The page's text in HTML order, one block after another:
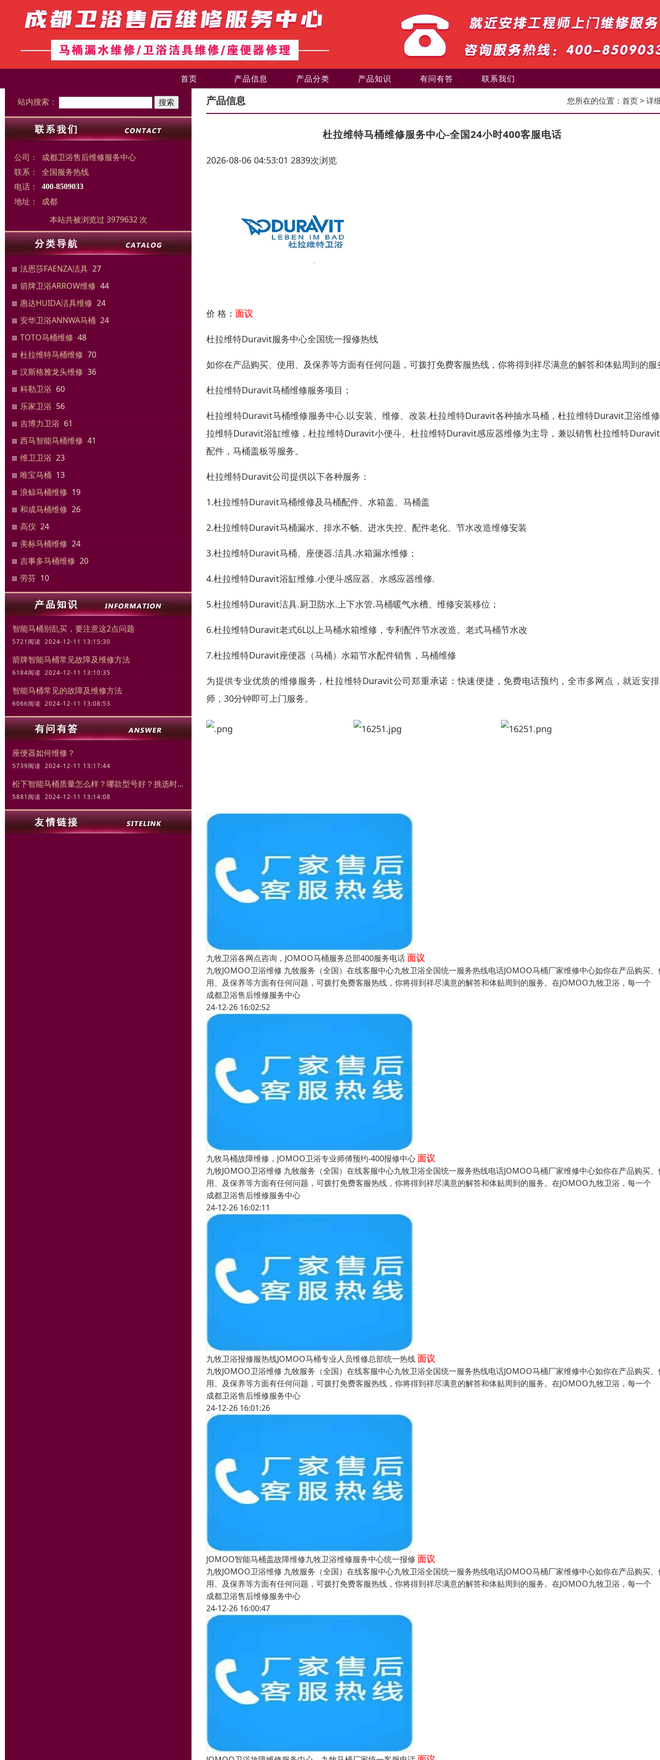
首页 产品信息 产品分类 产品知识 有问有答 联系我们
站内搜索：
公司：
成都卫浴售后维修服务中心
联系：
全国服务热线
电话：
400-8509033
地址：
成都
本站共被浏览过 3979632 次
法恩莎FAENZA洁具 27
箭牌卫浴ARROW维修 44
惠达HUIDA洁具维修 24
安华卫浴ANNWA马桶 24
TOTO马桶维修 48
杜拉维特马桶维修 70
汉斯格雅龙头维修 36
科勒卫浴 60
乐家卫浴 56
吉博力卫浴 61
西马智能马桶维修 41
维卫卫浴 23
唯宝马桶 13
浪鲸马桶维修 19
和成马桶维修 26
高仪 24
美标马桶维修 24
吉事多马桶维修 20
劳芬 10
智能马桶别乱买，要注意这2点问题
5721阅读 2024-12-11 13:15:30
箭牌智能马桶常见故障及维修方法
6184阅读 2024-12-11 13:10:35
智能马桶常见的故障及维修方法
6066阅读 2024-12-11 13:08:53
座便器如何维修？
5739阅读 2024-12-11 13:17:44
松下智能马桶质量怎么样？哪款型号好？挑选时的关键要素
5881阅读 2024-12-11 13:14:08
产品信息 您所在的位置： 首页> 详
杜拉维特马桶维修服务中心-全国24小时400客服电话
2026-08-06 04:53:01 2839次浏览
价 格： 面议
杜拉维特Duravit服务中心全国统一报修热线
如你在产品购买、使用、及保养等方面有任何问题，可拨打免费客服热线，你将得到祥尽满意的解答和体贴周到的服
杜拉维特Duravit马桶维修服务项目；
杜拉维特Duravit马桶维修服务中心.以安装、维修、改装.杜拉维特Duravit各种抽水马桶，杜拉维特Duravit卫浴维
拉维特Duravit浴缸维修，杜拉维特Duravit小便斗、杜拉维特Duravit感应器维修为主导，兼以销售杜拉维特
配件，马桶盖板等服务。
杜拉维特Duravit公司提供以下各种服务：
1.杜拉维特Duravit马桶维修及马桶配件、水箱盖、马桶盖
2.杜拉维特Duravit马桶漏水、排水不畅、进水失控、配件老化、节水改造维修安装
3.杜拉维特Duravit马桶、座便器.洁具.水箱漏水维修；
4.杜拉维特Duravit浴缸维修.小便斗感应器、水感应器维修.
5.杜拉维特Duravit洁具.厨卫防水.上下水管.马桶暖气水槽、维修安装移位；
6.杜拉维特Duravit老式6L以上马桶水箱维修，专利配件节水改造。老式马桶节水改
7.杜拉维特Duravit座便器（马桶）水箱节水配件销售，马桶维修
为提供专业优质的维修服务，杜拉维特Duravit公司郑重承诺：快速便捷，免费电话预约，全市多网点，就近安
师，30分钟即可上门服务。
九牧卫浴各网点咨询，JOMOO马桶服务总部400服务电话面议
九牧JOMOO卫浴维修 九牧服务（全国）在线客服中心九牧卫浴全国统一服务热线电话JOMOO马桶厂家维修中心如你在产品购买、
用、及保养等方面有任何问题，可拨打免费客服热线，你将得到祥尽满意的解答和体贴周到的服务。在JOMOO九牧卫浴，每一个
成都卫浴售后维修服务中心
24-12-26 16:02:52
九牧马桶故障维修，JOMOO卫浴专业师傅预约-400报修中心面议
九牧JOMOO卫浴维修 九牧服务（全国）在线客服中心九牧卫浴全国统一服务热线电话JOMOO马桶厂家维修中心如你在产品购买、
用、及保养等方面有任何问题，可拨打免费客服热线，你将得到祥尽满意的解答和体贴周到的服务。在JOMOO九牧卫浴，每一个
成都卫浴售后维修服务中心
24-12-26 16:02:11
九牧卫浴报修服热线JOMOO马桶专业人员维修总部统一热线面议
九牧JOMOO卫浴维修 九牧服务（全国）在线客服中心九牧卫浴全国统一服务热线电话JOMOO马桶厂家维修中心如你在产品购买、
用、及保养等方面有任何问题，可拨打免费客服热线，你将得到祥尽满意的解答和体贴周到的服务。在JOMOO九牧卫浴，每一个
成都卫浴售后维修服务中心
24-12-26 16:01:26
JOMOO智能马桶盖故障维修九牧卫浴维修服务中心统一报修 面议
九牧JOMOO卫浴维修 九牧服务（全国）在线客服中心九牧卫浴全国统一服务热线电话JOMOO马桶厂家维修中心如你在产品购买、
用、及保养等方面有任何问题，可拨打免费客服热线，你将得到祥尽满意的解答和体贴周到的服务。在JOMOO九牧卫浴，每一个
成都卫浴售后维修服务中心
24-12-26 16:00:47